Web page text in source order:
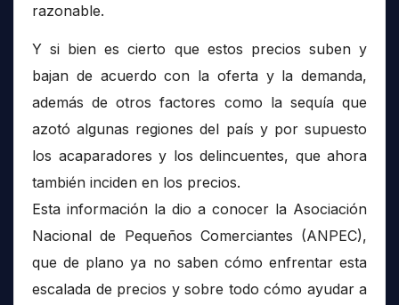
razonable.
Y si bien es cierto que estos precios suben y
bajan de acuerdo con la oferta y la demanda,
además de otros factores como la sequía que
azotó algunas regiones del país y por supuesto
los acaparadores y los delincuentes, que ahora
también inciden en los precios.
Esta información la dio a conocer la Asociación
Nacional de Pequeños Comerciantes (ANPEC),
que de plano ya no saben cómo enfrentar esta
escalada de precios y sobre todo cómo ayudar a